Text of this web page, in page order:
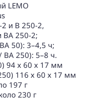
LEMO
2 и В 250-2,
ВА 250-2;
50): 3–4,5 ч;
250): 5–8 ч.
94 х 60 х 17 мм
116 х 60 х 17 мм
197 г
230 г